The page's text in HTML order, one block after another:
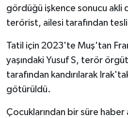
gördüğü işkence sonucu akli
terörist, ailesi tarafından
Tatil için 2023'te Muş'tan
yaşındaki Yusuf S, terör
tarafından kandırılarak
götürüldü.
Çocuklarından bir süre haber